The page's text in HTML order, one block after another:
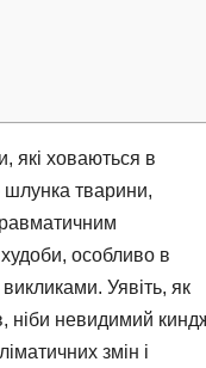
які ховаються в
шлунка тварини,
особливо в
Уявіть, як
ніби невидимий
змін і